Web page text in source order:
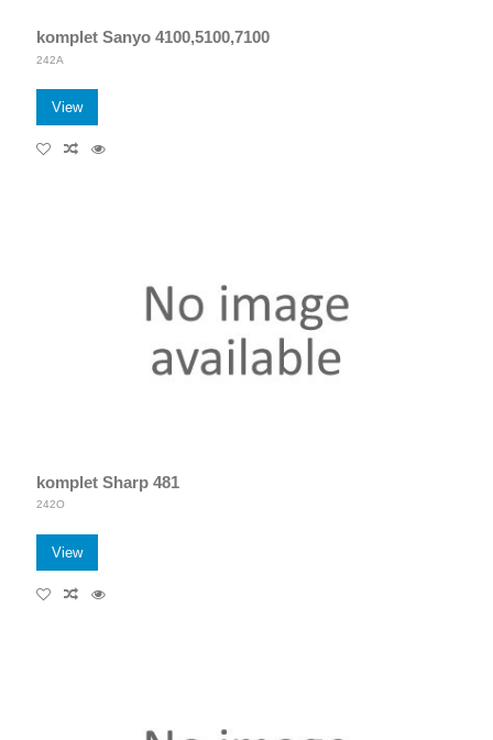
komplet Sanyo 4100,5100,7100
242A
View
komplet Sharp 481
242O
View